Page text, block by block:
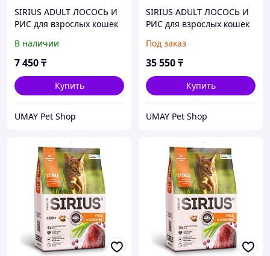
SIRIUS ADULT ЛОСОСЬ И
РИС для взрослых кошек
В наличии
7 450₸
Купить
UMAY Pet Shop
SIRIUS ADULT ЛОСОСЬ И
РИС для взрослых кошек
Под заказ
35 550₸
Купить
UMAY Pet Shop